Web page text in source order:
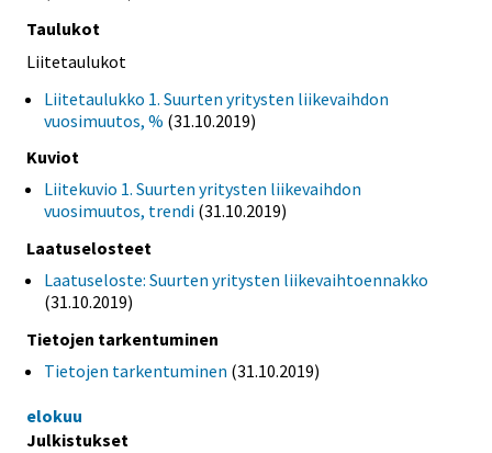
Taulukot
Liitetaulukot
Liitetaulukko 1. Suurten yritysten liikevaihdon
vuosimuutos, % (31.10.2019)
Kuviot
Liitekuvio 1. Suurten yritysten liikevaihdon
vuosimuutos, trendi (31.10.2019)
Laatuselosteet
Laatuseloste: Suurten yritysten liikevaihtoennakko
(31.10.2019)
Tietojen tarkentuminen
Tietojen tarkentuminen (31.10.2019)
elokuu
Julkistukset